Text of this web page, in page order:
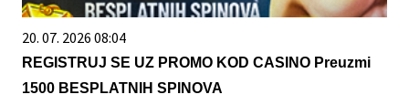
20. 07. 2026 08:04
REGISTRUJ SE UZ PROMO KOD CASINO Preuzmi
1500 BESPLATNIH SPINOVA